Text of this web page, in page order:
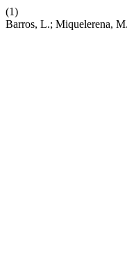
(1)
Barros, L.; Miquelerena,